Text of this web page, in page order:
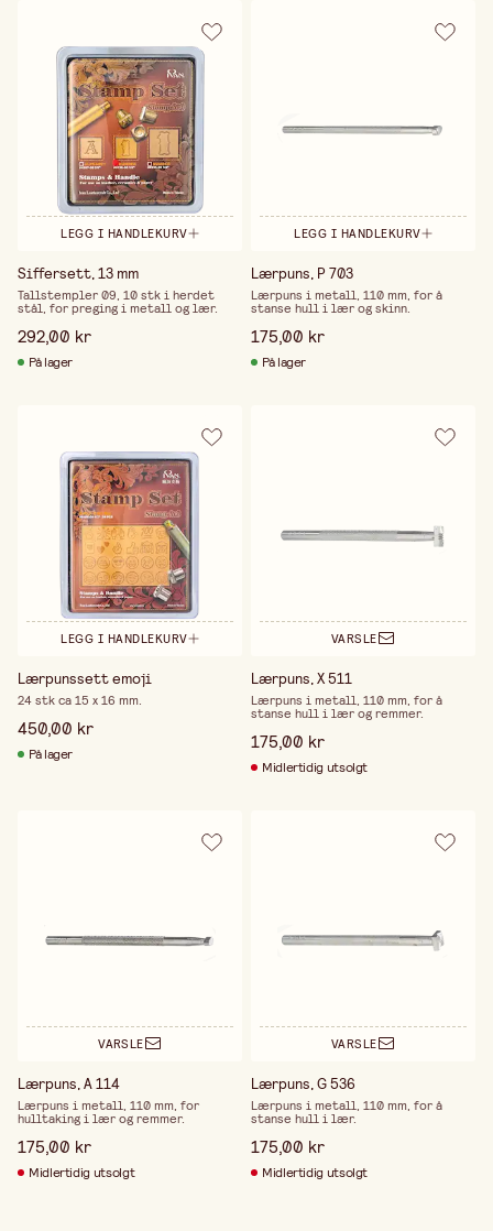
LEGG I HANDLEKURV
Siffersett, 13 mm
Tallstempler 09, 10 stk i herdet
stål, for preging i metall og lær.
292,00 kr
På lager
LEGG I HANDLEKURV
Lærpuns, P 703
Lærpuns i metall, 110 mm, for å
stanse hull i lær og skinn.
175,00 kr
På lager
LEGG I HANDLEKURV
Lærpunssett emoji
24 stk ca 15 x 16 mm.
450,00 kr
På lager
VARSLE
Lærpuns, X 511
Lærpuns i metall, 110 mm, for å
stanse hull i lær og remmer.
175,00 kr
Midlertidig utsolgt
VARSLE
Lærpuns, A 114
Lærpuns i metall, 110 mm, for
hulltaking i lær og remmer.
175,00 kr
Midlertidig utsolgt
VARSLE
Lærpuns, G 536
Lærpuns i metall, 110 mm, for å
stanse hull i lær.
175,00 kr
Midlertidig utsolgt